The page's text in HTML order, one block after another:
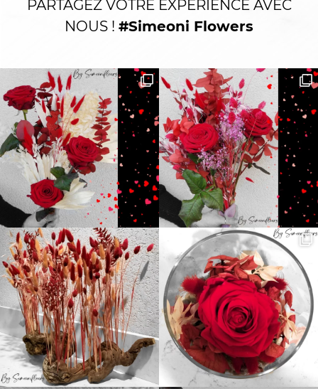
PARTAGEZ VOTRE EXPÉRIENCE AVEC
NOUS ! #Simeoni Flowers